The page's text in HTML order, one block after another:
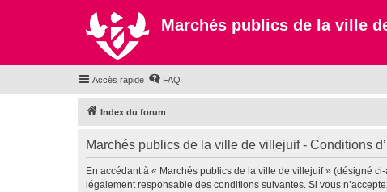
Marchés publics de la ville
Accès rapide FAQ
Index du forum
Marchés publics de la ville de villejuif - Conditions
En accédant à « Marchés publics de la ville de villejuif » (désigné
légalement responsable des conditions suivantes. Si vous